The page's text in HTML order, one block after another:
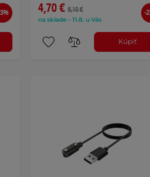
4,70 € 6,10 €
na sklade – 11.8. u Vás
-
Kúpiť